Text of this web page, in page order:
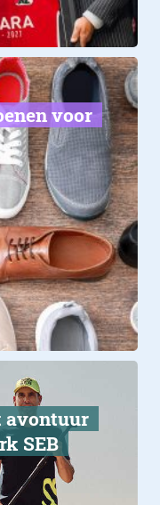
voor
avontuur
SEB